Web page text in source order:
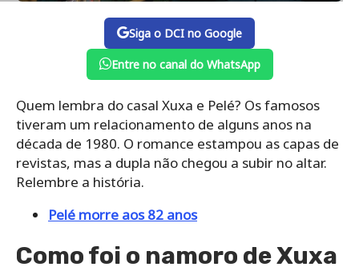
Siga o DCI no Google
Entre no canal do WhatsApp
Quem lembra do casal Xuxa e Pelé? Os famosos
tiveram um relacionamento de alguns anos na
década de 1980. O romance estampou as capas de
revistas, mas a dupla não chegou a subir no altar.
Relembre a história.
Pelé morre aos 82 anos
Como foi o namoro de Xuxa